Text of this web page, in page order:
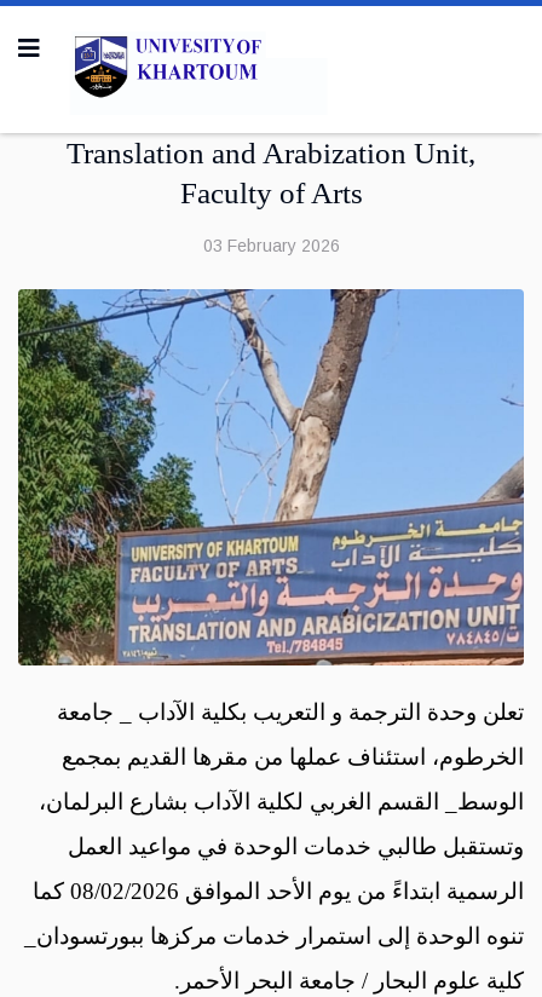
Translation and Arabization Unit,
Faculty of Arts
03 February 2026
تعلن وحدة الترجمة و التعريب بكلية الآداب _ جامعة
الخرطوم، استئناف عملها من مقرها القديم بمجمع
الوسط_ القسم الغربي لكلية الآداب بشارع البرلمان،
وتستقبل طالبي خدمات الوحدة في مواعيد العمل
الرسمية ابتداءً من يوم الأحد الموافق 08/02/2026 كما
تنوه الوحدة إلى استمرار خدمات مركزها ببورتسودان_
كلية علوم البحار / جامعة البحر الأحمر.